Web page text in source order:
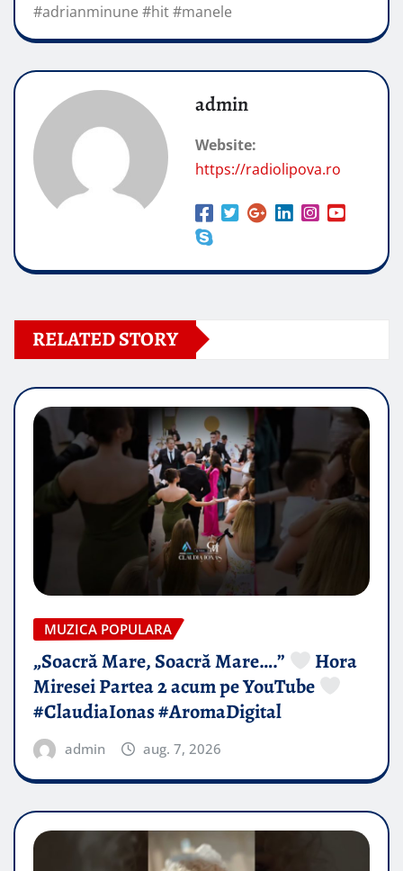
#adrianminune #hit #manele
admin
Website:
https://radiolipova.ro
RELATED STORY
MUZICA POPULARA
„Soacră Mare, Soacră Mare….”
Hora
Miresei Partea 2 acum pe YouTube
#ClaudiaIonas #AromaDigital
admin aug. 7, 2026